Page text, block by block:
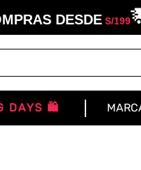
DESDES/199
DAYS 🛍️